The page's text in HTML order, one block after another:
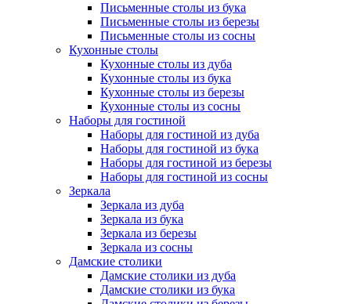
Письменные столы из бука
Письменные столы из березы
Письменные столы из сосны
Кухонные столы
Кухонные столы из дуба
Кухонные столы из бука
Кухонные столы из березы
Кухонные столы из сосны
Наборы для гостиной
Наборы для гостиной из дуба
Наборы для гостиной из бука
Наборы для гостиной из березы
Наборы для гостиной из сосны
Зеркала
Зеркала из дуба
Зеркала из бука
Зеркала из березы
Зеркала из сосны
Дамские столики
Дамские столики из дуба
Дамские столики из бука